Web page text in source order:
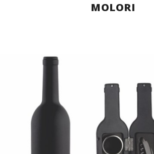
MOLORI